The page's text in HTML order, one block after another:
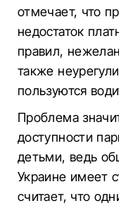
отмечает, что
недостаток
правил,
также
пользуются
Проблема
доступности
детьми, ведь
Украине имеет
считает, что